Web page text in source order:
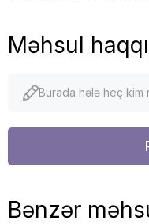
Məhsul
Burada hələ heç kim
Bənzər